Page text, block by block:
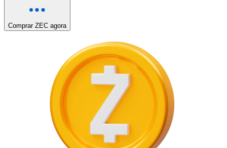
Comprar ZEC agora